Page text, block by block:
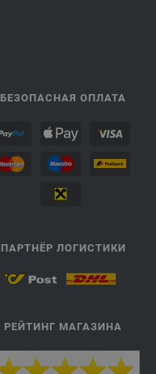
БЕЗОПАСНАЯ ОПЛАТА
ПАРТНЁР ЛОГИСТИКИ
РЕЙТИНГ МАГАЗИНА